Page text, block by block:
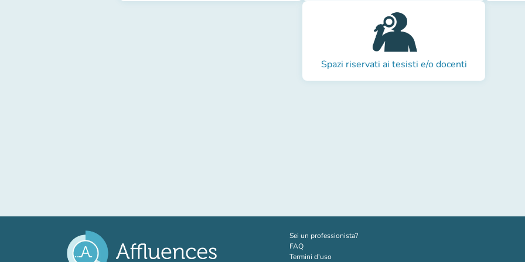
Spazi riservati ai tesisti e/o docenti
Sei un professionista?(nuova scheda)
FAQ
Termini d'uso